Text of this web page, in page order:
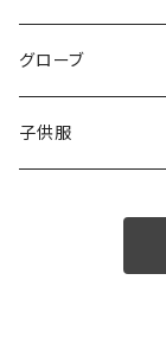
50/XL～
48/L
50/XL～
46/M
48/L
グローブ
子供服